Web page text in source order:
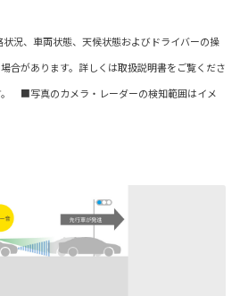
況、車両状態、天候状態およびドライバーの操
合があります。詳しくは取扱説明書をご覧くださ
■写真のカメラ・レーダーの検知範囲はイメ